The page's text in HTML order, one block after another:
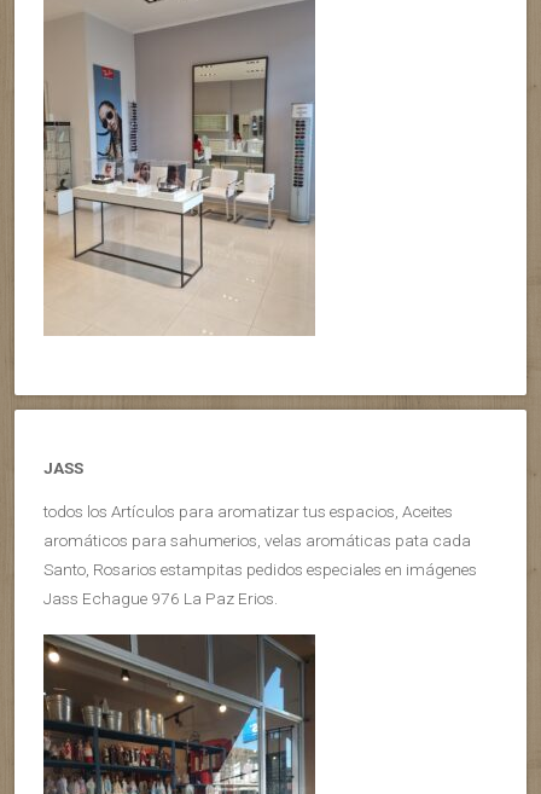
JASS
todos los Artículos para aromatizar tus espacios, Aceites
aromáticos para sahumerios, velas aromáticas pata cada
Santo, Rosarios estampitas pedidos especiales en imágenes
Jass Echague 976 La Paz Erios.